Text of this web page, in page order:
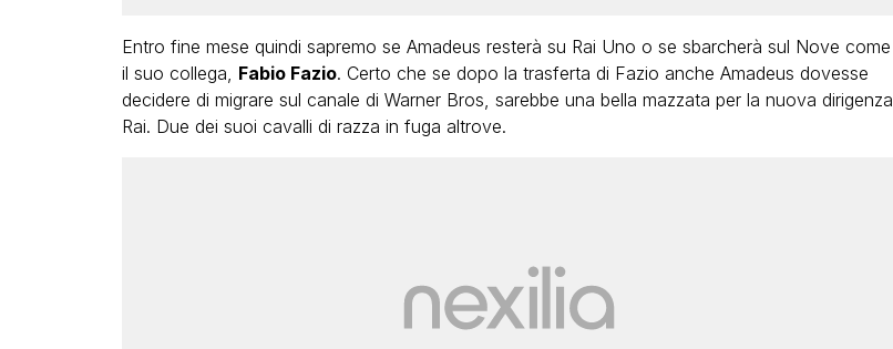
Entro fine mese quindi sapremo se Amadeus resterà su Rai Uno o se sbarcherà sul Nove come
il suo collega, Fabio Fazio. Certo che se dopo la trasferta di Fazio anche Amadeus dovesse
decidere di migrare sul canale di Warner Bros, sarebbe una bella mazzata per la nuova dirigenza
Rai. Due dei suoi cavalli di razza in fuga altrove.